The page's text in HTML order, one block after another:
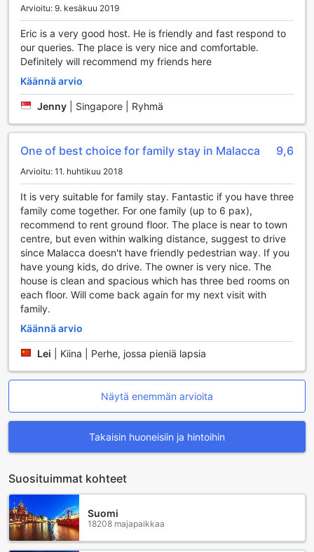
Arvioitu: 9. kesäkuu 2019
Eric is a very good host. He is friendly and fast respond to
our queries. The place is very nice and comfortable.
Definitely will recommend my friends here
Käännä arvio
Jenny Singapore | Ryhmä
One of best choice for family stay in Malacca 9,6
Arvioitu: 11. huhtikuu 2018
It is very suitable for family stay. Fantastic if you have three
family come together. For one family (up to 6 pax),
recommend to rent ground floor. The place is near to town
centre, but even within walking distance, suggest to drive
since Malacca doesn't have friendly pedestrian way. If you
have young kids, do drive. The owner is very nice. The
house is clean and spacious which has three bed rooms on
each floor. Will come back again for my next visit with
family.
Käännä arvio
Lei Kiina | Perhe, jossa pieniä lapsia
Näytä enemmän arvioita
Takaisin huoneisiin ja hintoihin
Suosituimmat kohteet
Suomi
18208 majapaikkaa